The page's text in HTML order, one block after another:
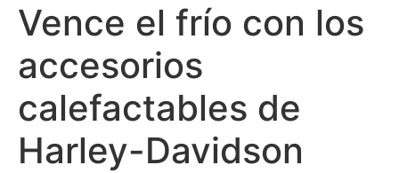
Vence el frío con los
accesorios
calefactables de
Harley-Davidson